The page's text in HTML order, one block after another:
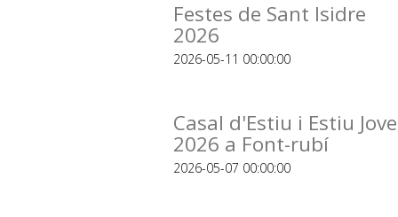
Festes de Sant Isidre
2026
2026-05-11 00:00:00
Casal d'Estiu i Estiu Jove
2026 a Font-rubí
2026-05-07 00:00:00